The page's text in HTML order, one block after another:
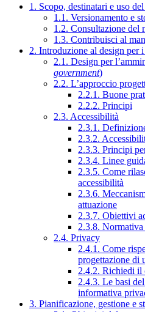
1. Scopo, destinatari e uso
1.1. Versionamento e
1.2. Consultazione del
1.3. Contribuisci al
2. Introduzione al design per
2.1. Design per
government)
2.2. L’approccio
2.2.1. Buone
2.2.2. Principi
2.3. Accessibilità
2.3.1.
2.3.2.
2.3.3. Principi
2.3.4. Linee
2.3.5. Come
accessibilità
2.3.6.
attuazione
2.3.7. Obiettivi
2.3.8.
2.4. Privacy
2.4.1. Come
progettazione di
2.4.2. Richiedi il
2.4.3. Le basi
informativa
3. Pianificazione, gestione e